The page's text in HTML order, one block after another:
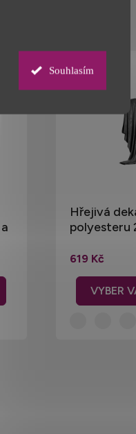
Souhlasím
Hřejivá
polyesteru
619 Kč